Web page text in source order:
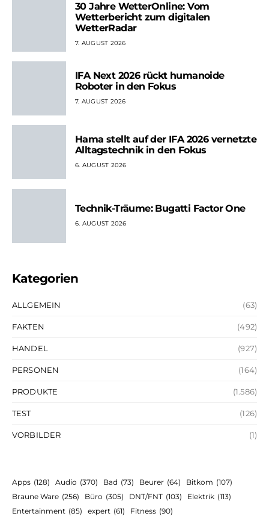
30 Jahre WetterOnline: Vom
Wetterbericht zum digitalen
WetterRadar
7. AUGUST 2026
IFA Next 2026 rückt humanoide
Roboter in den Fokus
7. AUGUST 2026
Hama stellt auf der IFA 2026 vernetzte
Alltagstechnik in den Fokus
6. AUGUST 2026
Technik-Träume: Bugatti Factor One
6. AUGUST 2026
Kategorien
ALLGEMEIN (63)
FAKTEN (492)
HANDEL (927)
PERSONEN (164)
PRODUKTE (1.586)
TEST (126)
VORBILDER (1)
Apps (128) Audio (370) Bad (73) Beurer (64) Bitkom (107)
Braune Ware (256) Büro (305) DNT/FNT (103) Elektrik (113)
Entertainment (85) expert (61) Fitness (90)